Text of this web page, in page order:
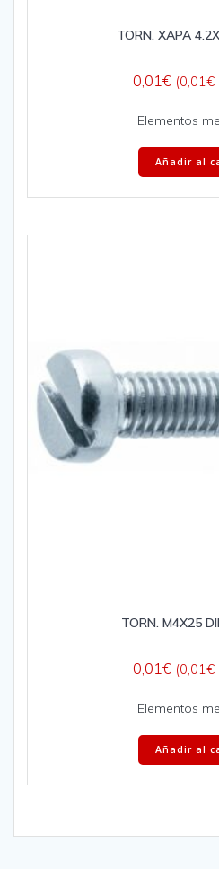
TORN. XAPA
0,01€ (0,01 €
Elementos
Añadir al
TORN. M4X25
0,01€ (0,01 €
Elementos
Añadir al